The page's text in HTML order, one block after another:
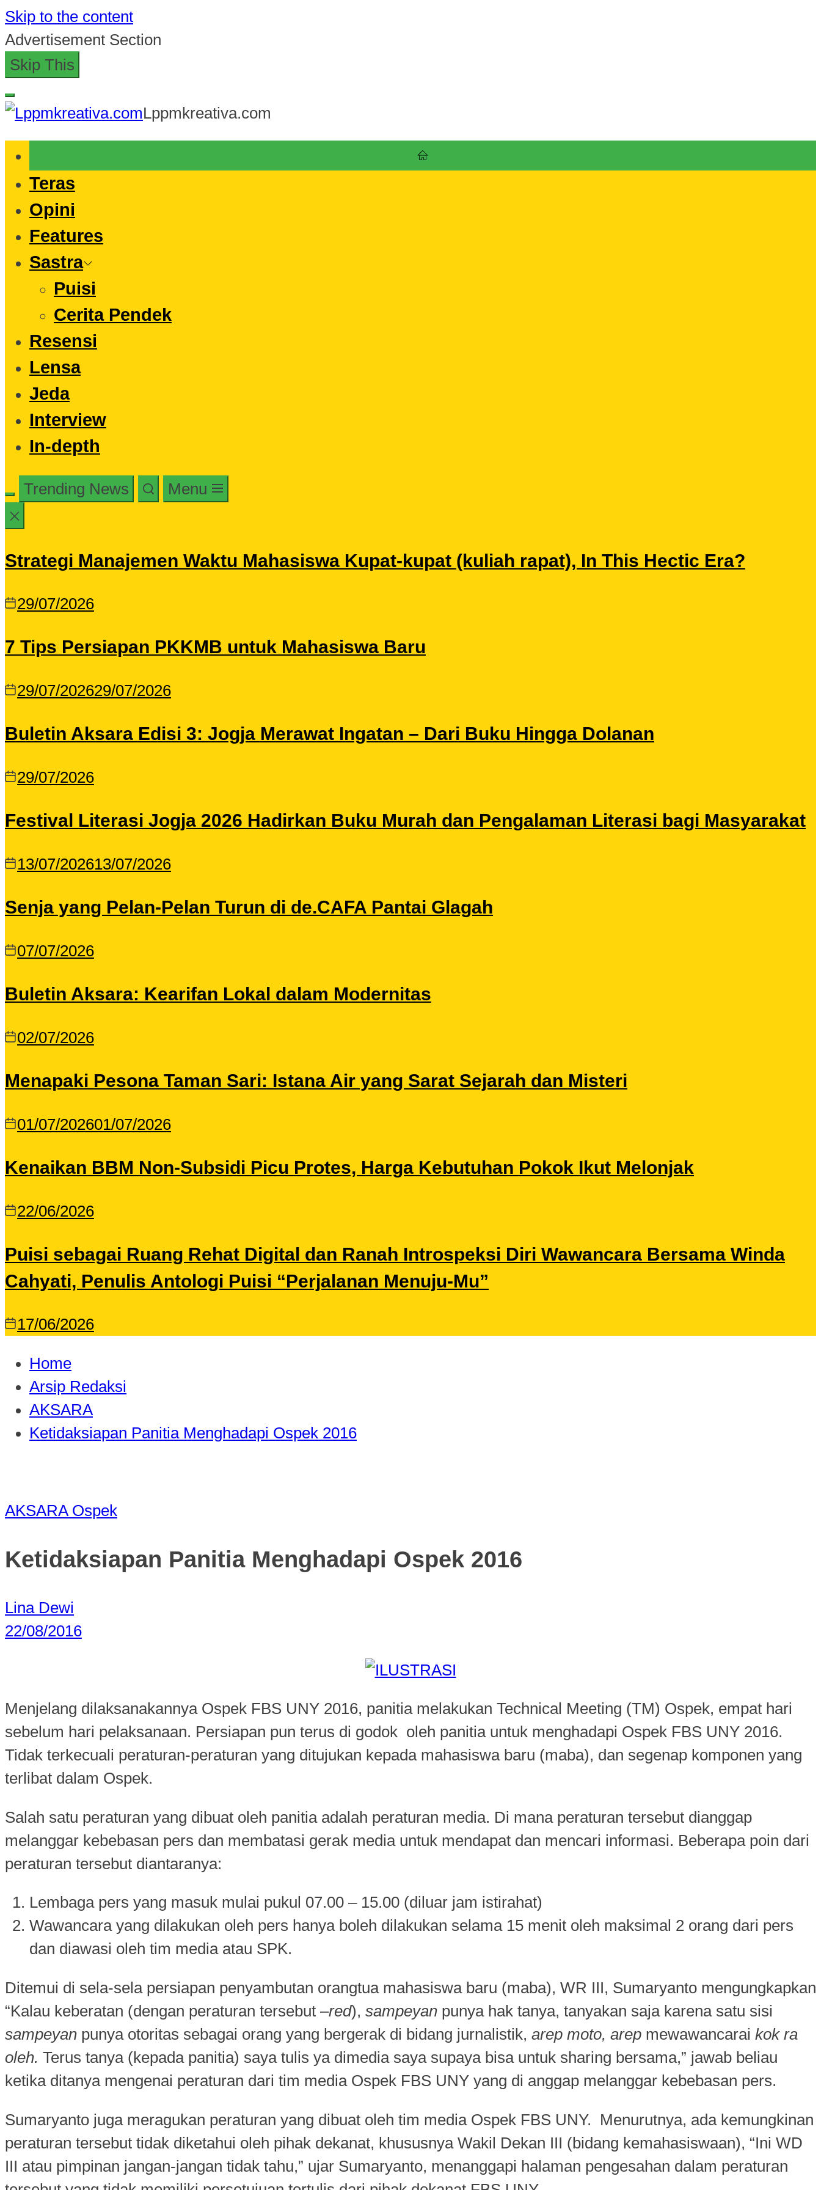
Skip to the content
Advertisement Section
Skip This
Lppmkreativa.com
Teras
Opini
Features
Sastra
Puisi
Cerita Pendek
Resensi
Lensa
Jeda
Interview
In-depth
Trending News Menu
Strategi Manajemen Waktu Mahasiswa Kupat-kupat (kuliah rapat), In This Hectic Era?
29/07/2026
7 Tips Persiapan PKKMB untuk Mahasiswa Baru
29/07/202629/07/2026
Buletin Aksara Edisi 3: Jogja Merawat Ingatan – Dari Buku Hingga Dolanan
29/07/2026
Festival Literasi Jogja 2026 Hadirkan Buku Murah dan Pengalaman Literasi bagi Masyarakat
13/07/202613/07/2026
Senja yang Pelan-Pelan Turun di de.CAFA Pantai Glagah
07/07/2026
Buletin Aksara: Kearifan Lokal dalam Modernitas
02/07/2026
Menapaki Pesona Taman Sari: Istana Air yang Sarat Sejarah dan Misteri
01/07/202601/07/2026
Kenaikan BBM Non-Subsidi Picu Protes, Harga Kebutuhan Pokok Ikut Melonjak
22/06/2026
Puisi sebagai Ruang Rehat Digital dan Ranah Introspeksi Diri Wawancara Bersama Winda
Cahyati, Penulis Antologi Puisi “Perjalanan Menuju-Mu”
17/06/2026
Home
Arsip Redaksi
AKSARA
Ketidaksiapan Panitia Menghadapi Ospek 2016
AKSARA Ospek
Ketidaksiapan Panitia Menghadapi Ospek 2016
Lina Dewi
22/08/2016
Menjelang dilaksanakannya Ospek FBS UNY 2016, panitia melakukan Technical Meeting (TM) Ospek, empat hari
sebelum hari pelaksanaan. Persiapan pun terus di godok oleh panitia untuk menghadapi Ospek FBS UNY 2016.
Tidak terkecuali peraturan-peraturan yang ditujukan kepada mahasiswa baru (maba), dan segenap komponen yang
terlibat dalam Ospek.
Salah satu peraturan yang dibuat oleh panitia adalah peraturan media. Di mana peraturan tersebut dianggap
melanggar kebebasan pers dan membatasi gerak media untuk mendapat dan mencari informasi. Beberapa poin dari
peraturan tersebut diantaranya:
Lembaga pers yang masuk mulai pukul 07.00 – 15.00 (diluar jam istirahat)
Wawancara yang dilakukan oleh pers hanya boleh dilakukan selama 15 menit oleh maksimal 2 orang dari pers
dan diawasi oleh tim media atau SPK.
Ditemui di sela-sela persiapan penyambutan orangtua mahasiswa baru (maba), WR III, Sumaryanto mengungkapkan
“Kalau keberatan (dengan peraturan tersebut –red), sampeyan punya hak tanya, tanyakan saja karena satu sisi
sampeyan punya otoritas sebagai orang yang bergerak di bidang jurnalistik, arep moto, arep mewawancarai kok ra
oleh. Terus tanya (kepada panitia) saya tulis ya dimedia saya supaya bisa untuk sharing bersama,” jawab beliau
ketika ditanya mengenai peraturan dari tim media Ospek FBS UNY yang di anggap melanggar kebebasan pers.
Sumaryanto juga meragukan peraturan yang dibuat oleh tim media Ospek FBS UNY. Menurutnya, ada kemungkinan
peraturan tersebut tidak diketahui oleh pihak dekanat, khususnya Wakil Dekan III (bidang kemahasiswaan), “Ini WD
III atau pimpinan jangan-jangan tidak tahu,” ujar Sumaryanto, menanggapi halaman pengesahan dalam peraturan